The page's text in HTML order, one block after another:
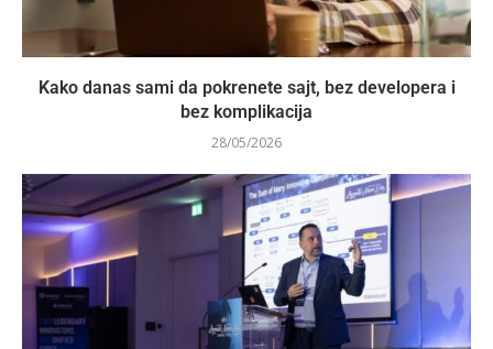
Kako danas sami da pokrenete sajt, bez developera i
bez komplikacija
28/05/2026